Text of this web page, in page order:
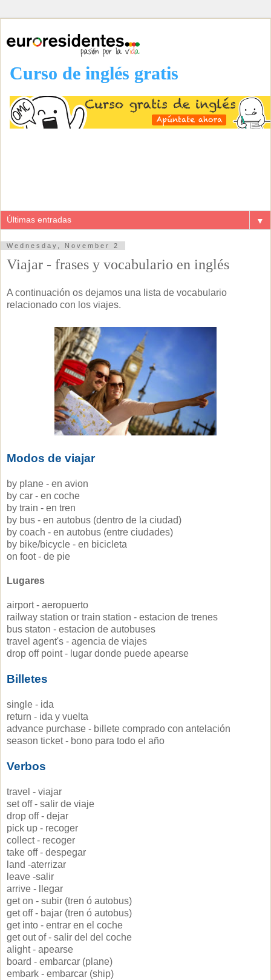
Curso de inglés gratis
▼
Wednesday, November 2
Viajar - frases y vocabulario en inglés
A continuación os dejamos una lista de vocabulario
relacionado con los viajes.
Modos de viajar
by plane - en avion
by car - en coche
by train - en tren
by bus - en autobus (dentro de la ciudad)
by coach - en autobus (entre ciudades)
by bike/bicycle - en bicicleta
on foot - de pie
Lugares
airport - aeropuerto
railway station or train station - estacion de trenes
bus staton - estacion de autobuses
travel agent's - agencia de viajes
drop off point - lugar donde puede apearse
Billetes
single - ida
return - ida y vuelta
advance purchase - billete comprado con antelación
season ticket - bono para todo el año
Verbos
travel - viajar
set off - salir de viaje
drop off - dejar
pick up - recoger
collect - recoger
take off - despegar
land -aterrizar
leave -salir
arrive - llegar
get on - subir (tren ó autobus)
get off - bajar (tren ó autobus)
get into - entrar en el coche
get out of - salir del del coche
alight - apearse
board - embarcar (plane)
embark - embarcar (ship)